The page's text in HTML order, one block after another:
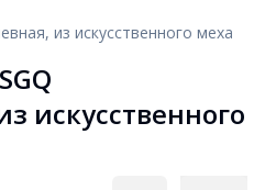
из искусственного меха
искусственного